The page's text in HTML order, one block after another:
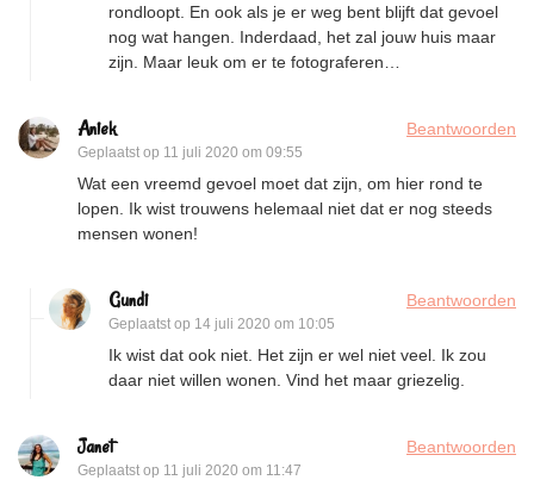
rondloopt. En ook als je er weg bent blijft dat gevoel
nog wat hangen. Inderdaad, het zal jouw huis maar
zijn. Maar leuk om er te fotograferen…
Aniek
Geplaatst op 11 juli 2020 om 09:55
Beantwoorden
Wat een vreemd gevoel moet dat zijn, om hier rond te
lopen. Ik wist trouwens helemaal niet dat er nog steeds
mensen wonen!
Gundi
Geplaatst op 14 juli 2020 om 10:05
Beantwoorden
Ik wist dat ook niet. Het zijn er wel niet veel. Ik zou
daar niet willen wonen. Vind het maar griezelig.
Janet
Geplaatst op 11 juli 2020 om 11:47
Beantwoorden